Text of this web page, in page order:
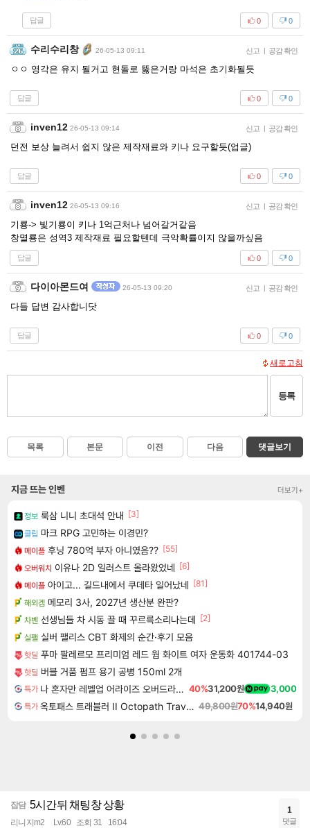
답글 0
0
수리수리창 26-05-13 09:11 신고 | 공감 확인
ㅇㅇ 영각은 유지 될거고 현돌로 뚫은거랑 마석은 초기화될듯
답글 0
0
inven12 26-05-13 09:14 신고 | 공감 확인
던전 보상 늘려서 쉽지 않은 제작재료와 키나 요구할듯(업글)
답글 0
0
inven12 26-05-13 09:16 신고 | 공감 확인
기룡-> 빛기룡이 키나 1억근처나 넘어갈거같음
창멸룡은 성역3 제작재료 필요할텐데 극악확률이지 않을까싶음
답글 0
0
다이아몬드여 26-05-13 09:20 신고 | 공감 확인
다들 답변 감사합니닷
답글 0
0
새로고침
등록
목록 본문 이전 다음 댓글보기
지금 뜨는 인벤 더보기+
정보 룩삼 니니 초대석 안내 [3]
클립 마크 RPG 고민하는 이경민?
메이플 후닝 780억 부자 아니였음?? [55]
오버워치 이유나 2D 일러스트 올라왔었네 [6]
메이플 아이고... 길드내에서 쿠데타 일어났네 [81]
해외겜 메모리 3사, 2027년 생산분 완판?
차벤 선생님들 차 시동 끌 때 꾸르륵소리나는데 [2]
실팰 실버 팰리스 CBT 화제의 순간·후기 모음
핫딜 푸마 팔레르모 프리미엄 레드 웜 화이트 여자 운동화 401744-03
핫딜 버블 거품 펌프 용기 공병 150ml 2개
특가 나 혼자만 레벨업 어라이즈 오버드라이브 디럭스 에디션 Solo Leveling Arise Overdrive Deluxe Edition 40%31,200원 3,000
특가 옥토패스 트래블러 II Octopath Traveler II 49,800원70%14,940원
잡담 5시간뒤 채팅창 상황
리니지m2 Lv.60 조회 31 16:04
1
댓글